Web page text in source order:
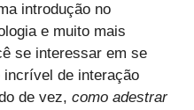
introdução no
e muito mais
se interessar em se
de interação
de vez, como adestrar